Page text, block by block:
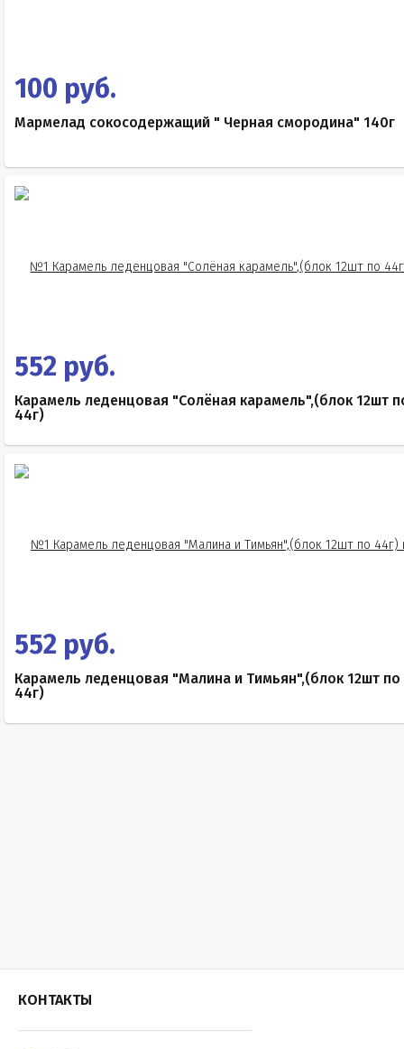
100 руб.
Мармелад сокосодержащий " Черная смородина" 140г
552 руб.
Карамель леденцовая "Солёная карамель",(блок 12шт
44г)
552 руб.
Карамель леденцовая "Малина и Тимьян",(блок 12шт по
44г)
КОНТАКТЫ